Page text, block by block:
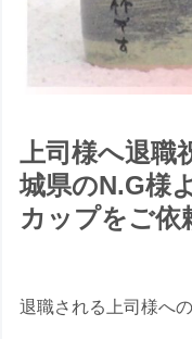
上司様へ退職
城県のN.G様
カップをご依
退職される上司様へ